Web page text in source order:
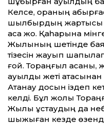
Келсе, қораның
шылбырдың жартысы
қасқа жоқ. Қаһарына
Жылқының шетінде
тізесін жауып
ғой. Тораңғыл
ауылды жеті атасынан
Ақтанау досын іздеп
келді. Бұл жолы
Жылқы ұстаудың да
шыжыған кезде